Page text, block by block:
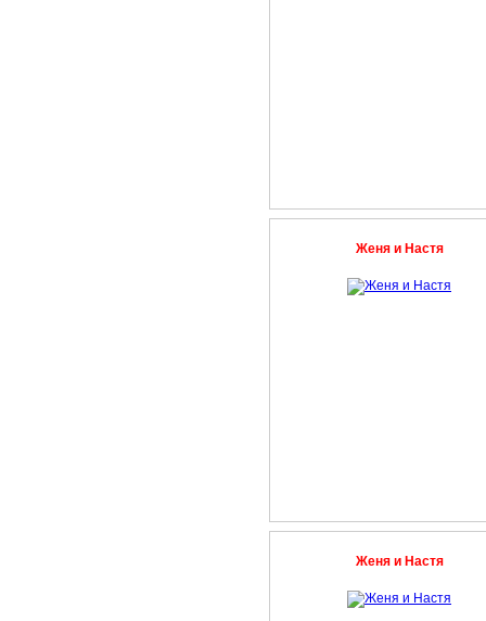
Женя и Настя
Женя и Настя